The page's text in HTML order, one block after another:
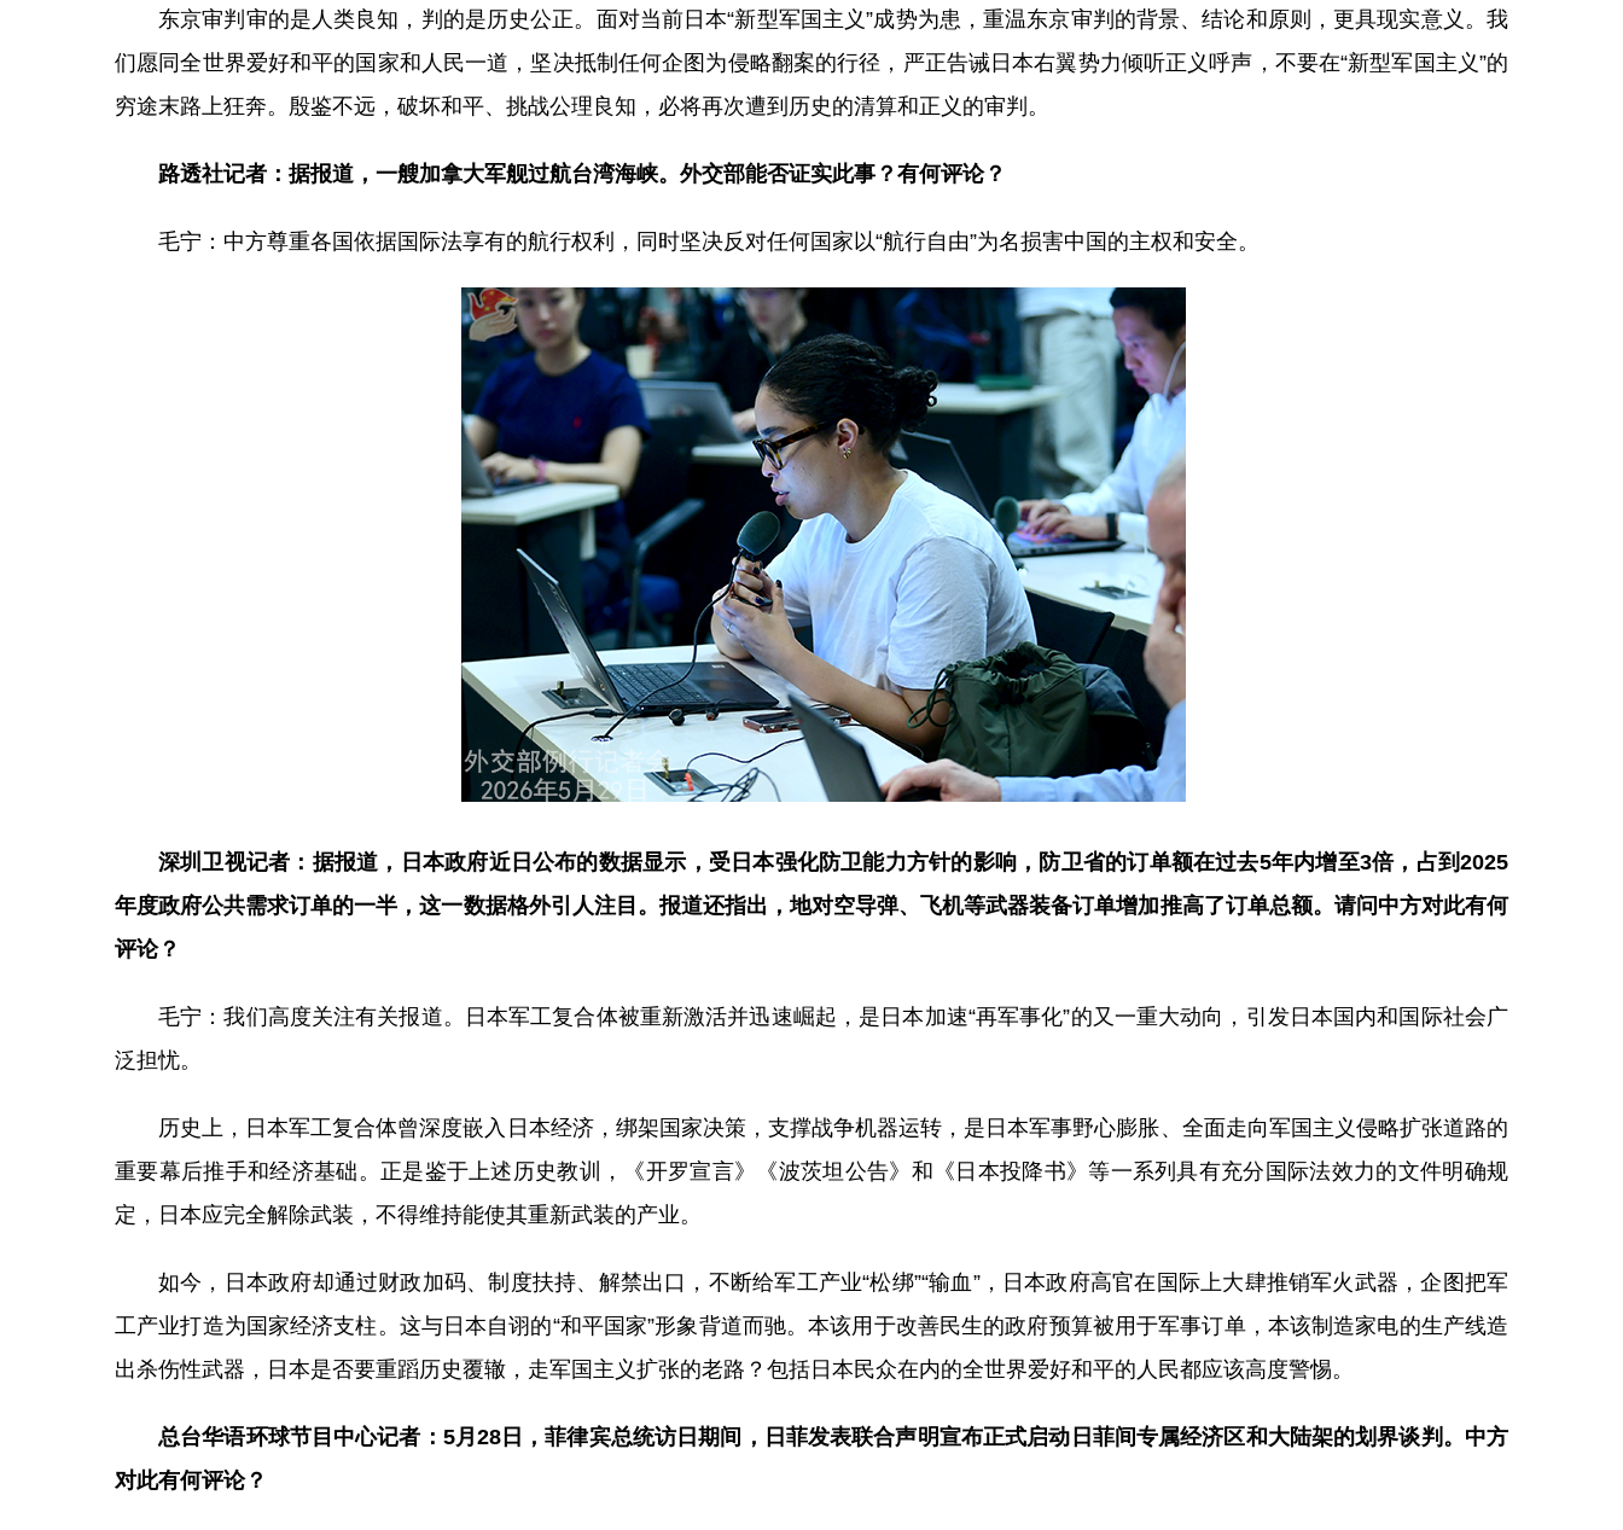
东京审判审的是人类良知，判的是历史公正。面对当前日本“新型军国主义”成势为患，重温东京审判的背景、结论和原则，更具现实意义。我
们愿同全世界爱好和平的国家和人民一道，坚决抵制任何企图为侵略翻案的行径，严正告诫日本右翼势力倾听正义呼声，不要在“新型军国主义”的
穷途末路上狂奔。殷鉴不远，破坏和平、挑战公理良知，必将再次遭到历史的清算和正义的审判。
路透社记者：据报道，一艘加拿大军舰过航台湾海峡。外交部能否证实此事？有何评论？
毛宁：中方尊重各国依据国际法享有的航行权利，同时坚决反对任何国家以“航行自由”为名损害中国的主权和安全。
深圳卫视记者：据报道，日本政府近日公布的数据显示，受日本强化防卫能力方针的影响，防卫省的订单额在过去5年内增至3倍，占到2025
年度政府公共需求订单的一半，这一数据格外引人注目。报道还指出，地对空导弹、飞机等武器装备订单增加推高了订单总额。请问中方对此有何
评论？
毛宁：我们高度关注有关报道。日本军工复合体被重新激活并迅速崛起，是日本加速“再军事化”的又一重大动向，引发日本国内和国际社会广
泛担忧。
历史上，日本军工复合体曾深度嵌入日本经济，绑架国家决策，支撑战争机器运转，是日本军事野心膨胀、全面走向军国主义侵略扩张道路的
重要幕后推手和经济基础。正是鉴于上述历史教训，《开罗宣言》《波茨坦公告》和《日本投降书》等一系列具有充分国际法效力的文件明确规
定，日本应完全解除武装，不得维持能使其重新武装的产业。
如今，日本政府却通过财政加码、制度扶持、解禁出口，不断给军工产业“松绑”“输血”，日本政府高官在国际上大肆推销军火武器，企图把军
工产业打造为国家经济支柱。这与日本自诩的“和平国家”形象背道而驰。本该用于改善民生的政府预算被用于军事订单，本该制造家电的生产线造
出杀伤性武器，日本是否要重蹈历史覆辙，走军国主义扩张的老路？包括日本民众在内的全世界爱好和平的人民都应该高度警惕。
总台华语环球节目中心记者：5月28日，菲律宾总统访日期间，日菲发表联合声明宣布正式启动日菲间专属经济区和大陆架的划界谈判。中方
对此有何评论？